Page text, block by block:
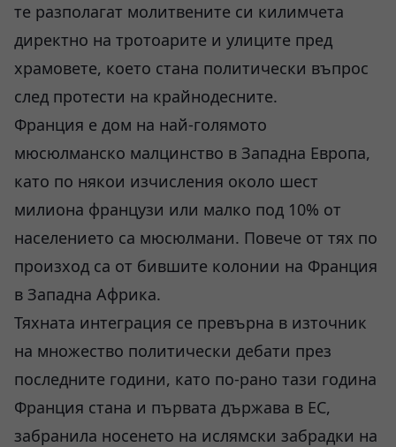
те разполагат молитвените си килимчета
директно на тротоарите и улиците пред
храмовете, което стана политически въпрос
след протести на крайнодесните.
Франция е дом на най-голямото
мюсюлманско малцинство в Западна Европа,
като по някои изчисления около шест
милиона французи или малко под 10% от
населението са мюсюлмани. Повече от тях по
произход са от бившите колонии на Франция
в Западна Африка.
Тяхната интеграция се превърна в източник
на множество политически дебати през
последните години, като по-рано тази година
Франция стана и първата държава в ЕС,
забранила носенето на ислямски забрадки на